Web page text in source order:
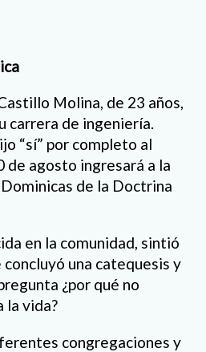
Molina, de 23 años,
carrera de ingeniería.
“sí” por completo al
de agosto ingresará a la
de la Doctrina
en la comunidad, sintió
una catequesis y
¿por qué no
la vida?
congregaciones y